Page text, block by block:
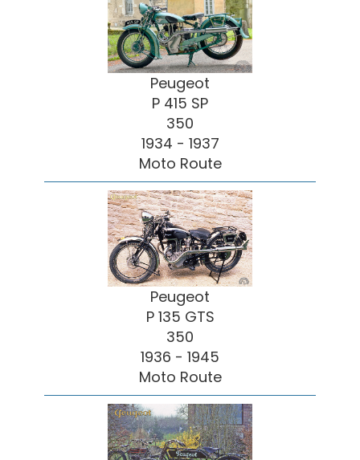
Peugeot
P 415 SP
350
1934 - 1937
Moto Route
Peugeot
P 135 GTS
350
1936 - 1945
Moto Route